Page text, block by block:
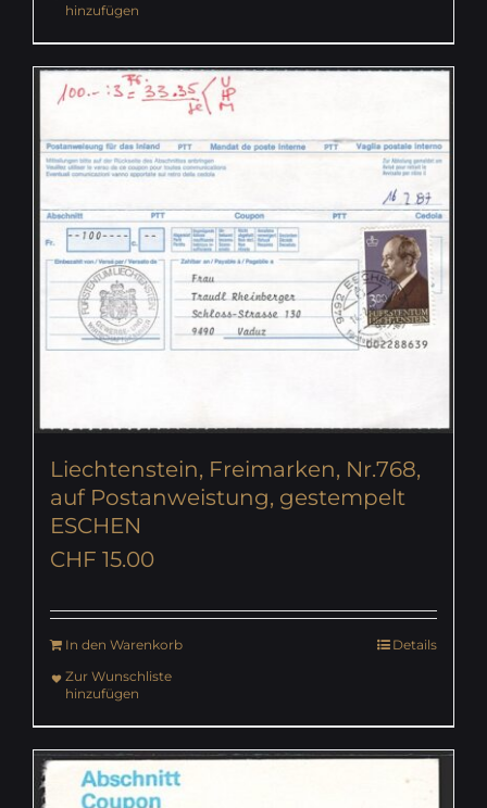
hinzufügen
Liechtenstein, Freimarken, Nr.768,
auf Postanweistung, gestempelt
ESCHEN
CHF 15.00
In den Warenkorb
Details
Zur Wunschliste
hinzufügen